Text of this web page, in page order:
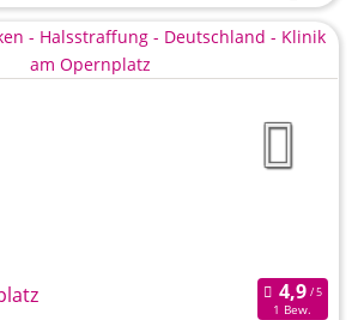
1 Bew.